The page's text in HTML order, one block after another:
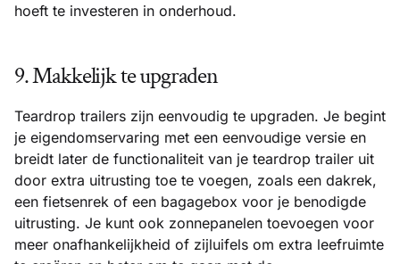
hoeft te investeren in onderhoud.
9. Makkelijk te upgraden
Teardrop trailers zijn eenvoudig te upgraden. Je begint
je eigendomservaring met een eenvoudige versie en
breidt later de functionaliteit van je teardrop trailer uit
door extra uitrusting toe te voegen, zoals een dakrek,
een fietsenrek of een bagagebox voor je benodigde
uitrusting. Je kunt ook zonnepanelen toevoegen voor
meer onafhankelijkheid of zijluifels om extra leefruimte